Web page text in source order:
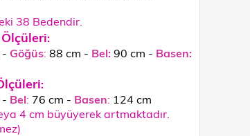
38 Bedendir.
:
- Göğüs: 88 cm - Bel:90 cm - Basen:
:
- Bel: 76 cm - Basen: 124 cm
4 cm büyüyerek artmaktadır.